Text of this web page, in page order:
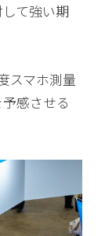
て強い期
スマホ測量
感させる